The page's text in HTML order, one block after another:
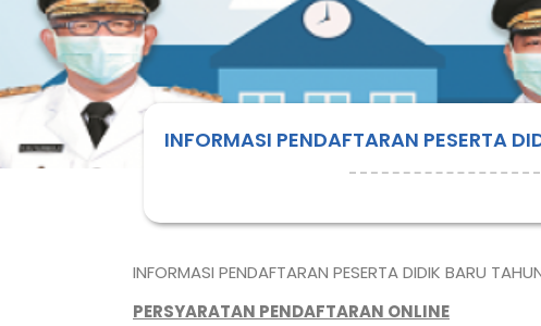
INFORMASI PENDAFTARAN PESERTA
INFORMASI PENDAFTARAN PESERTA DIDIK BARU
PERSYARATAN PENDAFTARAN ONLINE